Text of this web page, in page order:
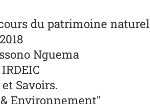
du patrimoine naturel
Nguema
IRDEIC
Savoirs.
Environnement"